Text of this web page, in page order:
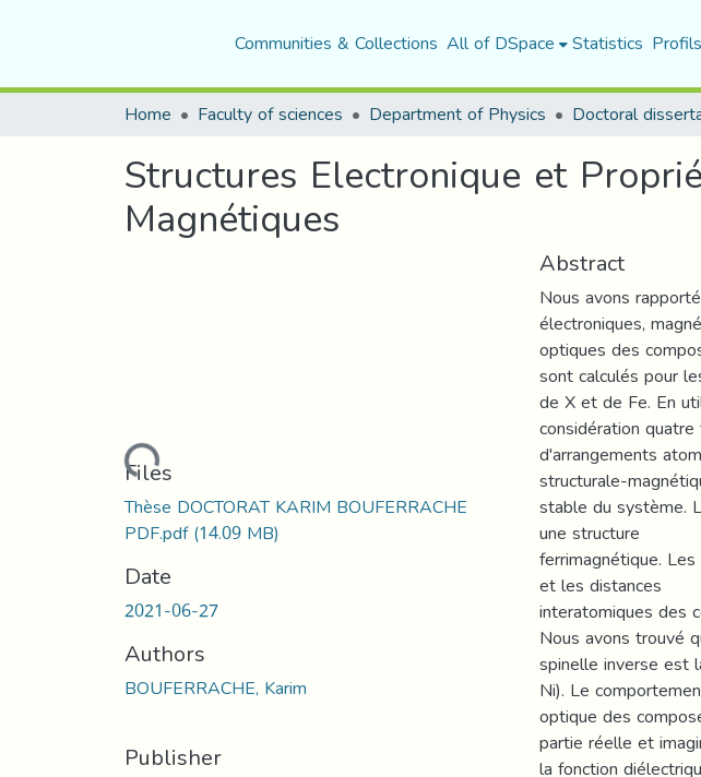
Communities & Collections All of DSpace Statistics
Home Faculty of sciences Department of Physics Doctoral
Structures Electronique et
Magnétiques
Loading...
Files
Thèse DOCTORAT KARIM BOUFERRACHE
PDF.pdf(14.09 MB)
Date
2021-06-27
Authors
BOUFERRACHE, Karim
Publisher
Abstract
Nous avons
électroniques,
optiques des
sont calculés pour
de X et de Fe. En
considération
d'arrangements
structurale-
stable du système.
une structure
ferrimagnétique.
et les distances
interatomiques des
Nous avons trouvé
spinelle inverse est
Ni). Le
optique des
partie réelle et
la fonction